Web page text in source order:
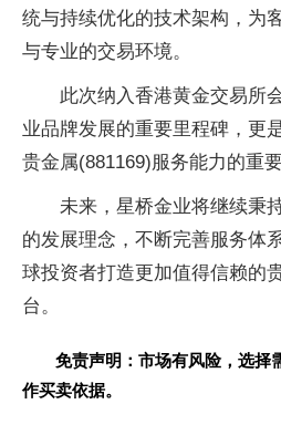
统与持续优化的技术架构，为
与专业的交易环境。
此次纳入香港黄金交易所
业品牌发展的重要里程碑，更
贵金属(881169)服务能力的重要
未来，星桥金业将继续秉
的发展理念，不断完善服务体
球投资者打造更加值得信赖的
台。
免责声明：市场有风险，选择
作买卖依据。